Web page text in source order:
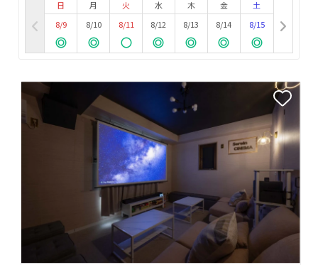
日
8/9
月
8/10
火
8/11
水
8/12
木
8/13
金
8/14
土
8/15